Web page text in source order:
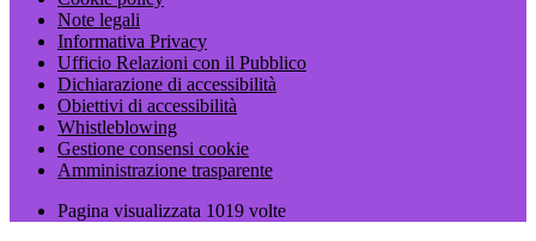
Note legali
Informativa Privacy
Ufficio Relazioni con il Pubblico
Dichiarazione di accessibilità
Obiettivi di accessibilità
Whistleblowing
Gestione consensi cookie
Amministrazione trasparente
Pagina visualizzata 1019 volte